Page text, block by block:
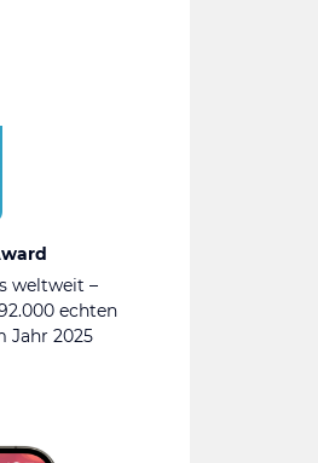
weltweit –
echten
Jahr 2025